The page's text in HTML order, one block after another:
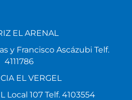
EL ARENAL
y Francisco Ascázubi Telf.
4111786
EL VERGEL
Local 107 Telf. 4103554